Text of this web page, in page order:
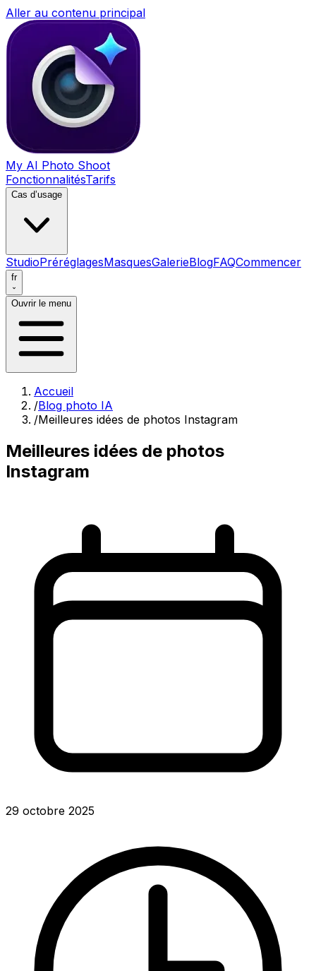
Aller au contenu principal
My AI Photo Shoot
FonctionnalitésTarifs
Cas d’usage
StudioPréréglagesMasquesGalerieBlogFAQCommencer
fr
Ouvrir le menu
Accueil
/Blog photo IA
/Meilleures idées de photos Instagram
Meilleures idées de photos
Instagram
29 octobre 2025